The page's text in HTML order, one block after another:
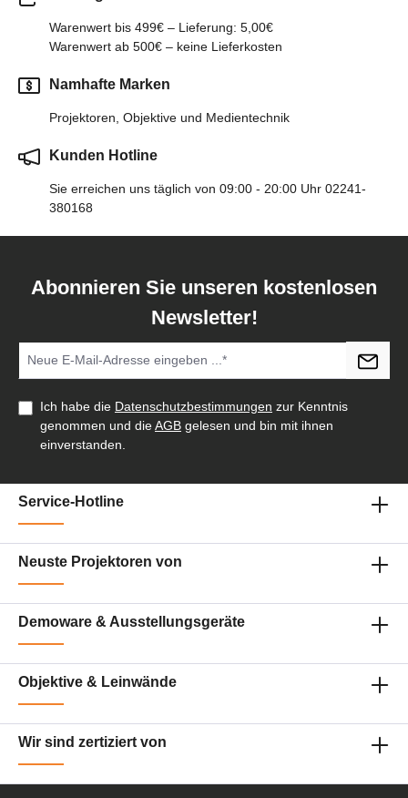
Warenwert bis 499€ – Lieferung: 5,00€
Warenwert ab 500€ – keine Lieferkosten
Namhafte Marken
Projektoren, Objektive und Medientechnik
Kunden Hotline
Sie erreichen uns täglich von 09:00 - 20:00 Uhr 02241-
380168
Abonnieren Sie unseren kostenlosen
Newsletter!
Ich habe die Datenschutzbestimmungen zur Kenntnis
genommen und dieAGB gelesen und bin mit ihnen
einverstanden.
Service-Hotline
Neuste Projektoren von
Demoware & Ausstellungsgeräte
Objektive & Leinwände
Wir sind zertiziert von